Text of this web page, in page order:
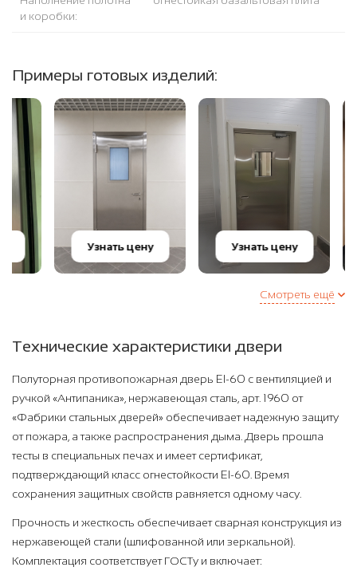
и коробки:
Примеры готовых изделий:
Узнать цену Узнать цену
Смотреть ещё
Технические характеристики двери
Полуторная противопожарная дверь EI-60 с вентиляцией и
ручкой «Антипаника», нержавеющая сталь, арт. 1960 от
«Фабрики стальных дверей» обеспечивает надежную защиту
от пожара, а также распространения дыма. Дверь прошла
тесты в специальных печах и имеет сертификат,
подтверждающий класс огнестойкости EI-60. Время
сохранения защитных свойств равняется одному часу.
Прочность и жесткость обеспечивает сварная конструкция из
нержавеющей стали (шлифованной или зеркальной).
Комплектация соответствует ГОСТу и включает: